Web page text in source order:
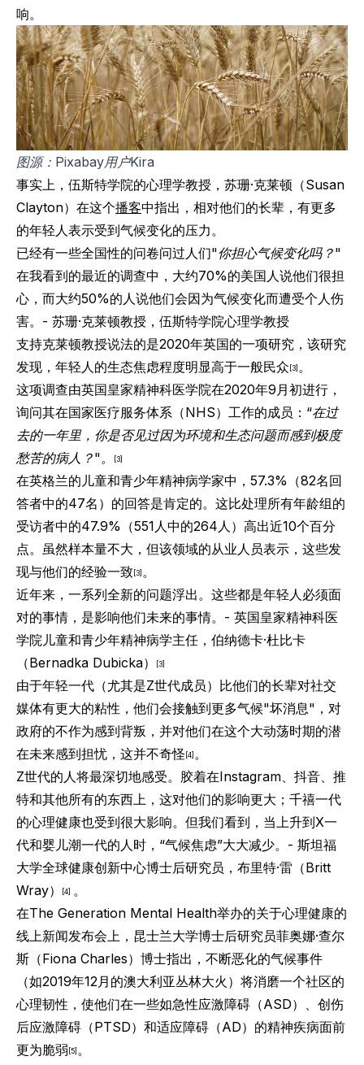
响。
图源：Pixabay用户Kira
事实上，伍斯特学院的心理学教授，苏珊·克莱顿（Susan
Clayton）在这个播客中指出，相对他们的长辈，有更多
的年轻人表示受到气候变化的压力。
已经有一些全国性的问卷问过人们"你担心气候变化吗？"
在我看到的最近的调查中，大约70%的美国人说他们很担
心，而大约50%的人说他们会因为气候变化而遭受个人伤
害。- 苏珊·克莱顿教授，伍斯特学院心理学教授
支持克莱顿教授说法的是2020年英国的一项研究，该研究
发现，年轻人的生态焦虑程度明显高于一般民众 [3] 。
这项调查由英国皇家精神科医学院在2020年9月初进行，
询问其在国家医疗服务体系 （NHS）工作的成员： “在过
去的一年里，你是否见过因为环境和生态问题而感到极度
愁苦的病人？"。
[3]
在英格兰的儿童和青少年精神病学家中，57.3%（82名回
答者中的47名）的回答是肯定的。这比处理所有年龄组的
受访者中的47.9%（551人中的264人）高出近10个百分
点。虽然样本量不大，但该领域的从业人员表示，这些发
现与他们的经验一致[3] 。
近年来，一系列全新的问题浮出。这些都是年轻人必须面
对的事情，是影响他们未来的事情。- 英国皇家精神科医
学院儿童和青少年精神病学主任，伯纳德卡·杜比卡
（Bernadka Dubicka）
[3]
由于年轻一代（尤其是Z世代成员）比他们的长辈对社交
媒体有更大的粘性，他们会接触到更多气候"坏消息"，对
政府的不作为感到背叛，并对他们在这个大动荡时期的潜
在未来感到担忧，这并不奇怪 [4] 。
Z世代的人将最深切地感受。胶着在Instagram、抖音、推
特和其他所有的东西上，这对他们的影响更大；千禧一代
的心理健康也受到很大影响。但我们看到，当上升到X一
代和婴儿潮一代的人时，“气候焦虑”大大减少。- 斯坦福
大学全球健康创新中心博士后研究员， 布里特·雷（Britt
Wray）
[4] 。
在The Generation Mental Health举办的关于心理健康的
线上新闻发布会上，昆士兰大学博士后研究员菲奥娜·查尔
斯（Fiona Charles）博士指出，不断恶化的气候事件
（如2019年12月的澳大利亚丛林大火）将消磨一个社区的
心理韧性，使他们在一些如急性应激障碍（ASD）、创伤
后应激障碍（PTSD）和适应障碍（AD）的精神疾病面前
更为脆弱 [5] 。